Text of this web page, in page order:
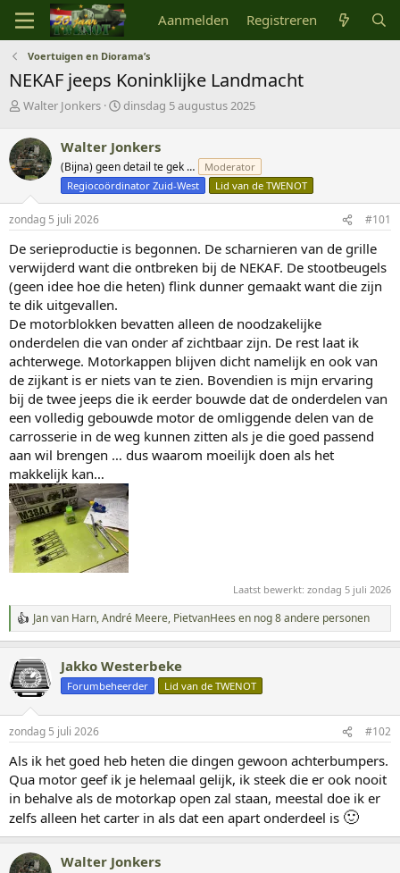
Aanmelden Registreren
Voertuigen en Diorama’s
NEKAF jeeps Koninklijke Landmacht
O
d
e
r
w
e
r
p
s
t
a
t
e
r
Walter Jonkers
S
r
t
d
a
u
m
dinsdag 5 augustus 2025
Walter Jonkers
(Bijna) geen detail te gek …
Moderator
Regiocoördinator Zuid-West
Lid van de TWENOT
zondag 5 juli 2026 #101
De serieproductie is begonnen. De scharnieren van de grille
verwijderd want die ontbreken bij de NEKAF. De stootbeugels
(geen idee hoe die heten) flink dunner gemaakt want die zijn
te dik uitgevallen.
De motorblokken bevatten alleen de noodzakelijke
onderdelen die van onder af zichtbaar zijn. De rest laat ik
achterwege. Motorkappen blijven dicht namelijk en ook van
de zijkant is er niets van te zien. Bovendien is mijn ervaring
bij de twee jeeps die ik eerder bouwde dat de onderdelen van
een volledig gebouwde motor de omliggende delen van de
carrosserie in de weg kunnen zitten als je die goed passend
aan wil brengen … dus waarom moeilijk doen als het
makkelijk kan…
Laatst bewerkt: zondag 5 juli 2026
W
a
r
d
e
n
e
n
:
Jan van Harn,André Meere, PietvanHees en nog 8 andere personen
Jakko Westerbeke
Forumbeheerder Lid van de TWENOT
zondag 5 juli 2026 #102
Als ik het goed heb heten die dingen gewoon achterbumpers.
Qua motor geef ik je helemaal gelijk, ik steek die er ook nooit
in behalve als de motorkap open zal staan, meestal doe ik er
zelfs alleen het carter in als dat een apart onderdeel is 🙂
Walter Jonkers